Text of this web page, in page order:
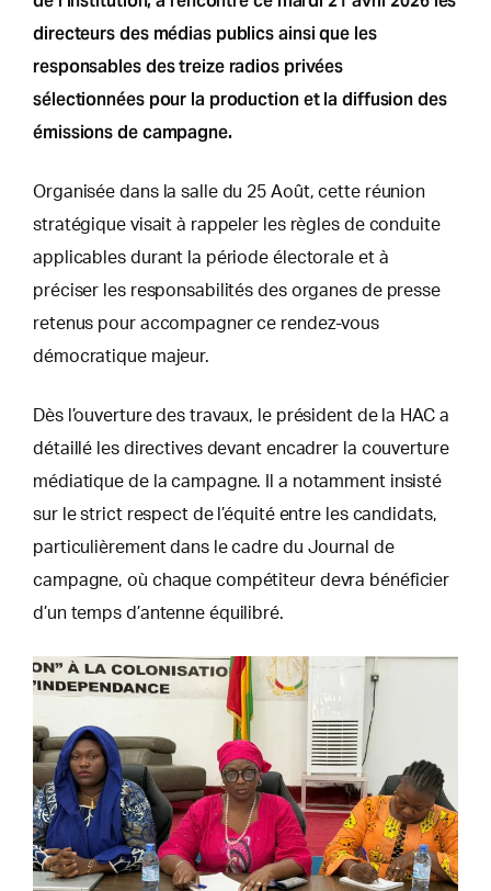
directeurs des médias publics ainsi que les
responsables des treize radios privées
sélectionnées pour la production et la diffusion des
émissions de campagne.
Organisée dans la salle du 25 Août, cette réunion
stratégique visait à rappeler les règles de conduite
applicables durant la période électorale et à
préciser les responsabilités des organes de presse
retenus pour accompagner ce rendez-vous
démocratique majeur.
Dès l’ouverture des travaux, le président de la HAC a
détaillé les directives devant encadrer la couverture
médiatique de la campagne. Il a notamment insisté
sur le strict respect de l’équité entre les candidats,
particulièrement dans le cadre du Journal de
campagne, où chaque compétiteur devra bénéficier
d’un temps d’antenne équilibré.